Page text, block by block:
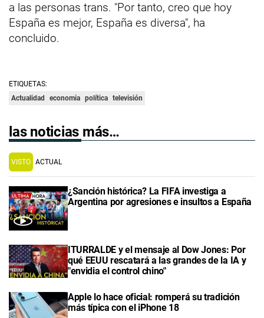
a las personas trans. "Por tanto, creo que hoy
España es mejor, España es diversa", ha
concluido.
ETIQUETAS:
Actualidad
economia política televisión
las noticias más…
VISTO ACTUAL
¿Sanción histórica? La FIFA investiga a
Argentina por agresiones e insultos a España
ITURRALDE y el mensaje al Dow Jones: Por
qué EEUU rescatará a las grandes de la IA y
"envidia el control chino"
Apple lo hace oficial: romperá su tradición
más típica con el iPhone 18